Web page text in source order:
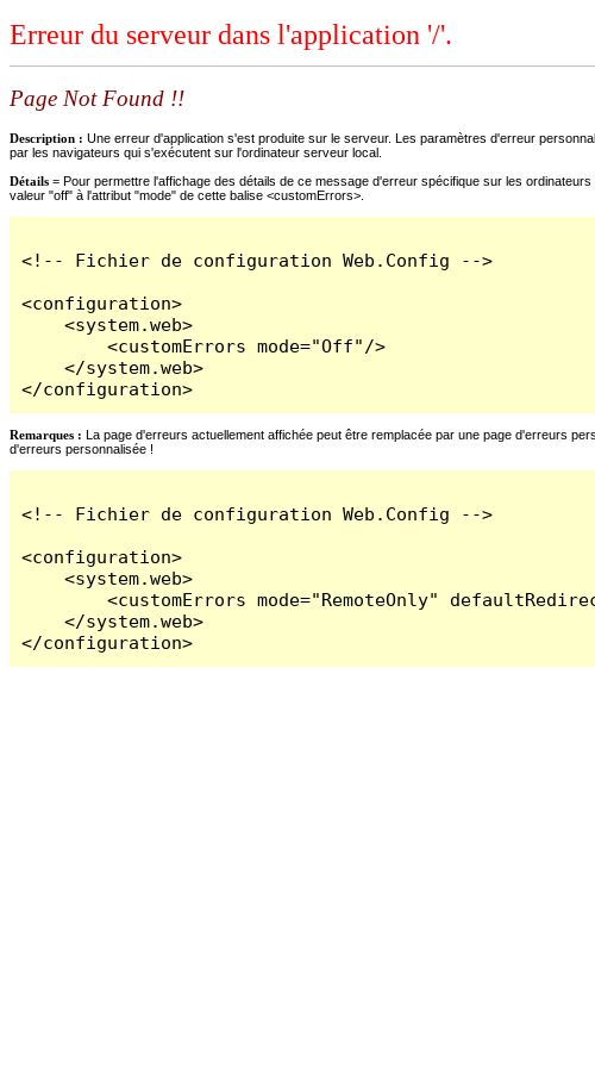
Erreur du serveur dans l'application '/'.
Page Not Found !!
Description : Une erreur d'application s'est produite sur le serveur. Les paramètres d'erreur
par les navigateurs qui s'exécutent sur l'ordinateur serveur local.
Détails = Pour permettre l'affichage des détails de ce message d'erreur spécifique sur les
valeur "off" à l'attribut "mode" de cette balise <customErrors>.
<!-- Fichier de configuration Web.Config -->
<configuration>
    <system.web>
        <customErrors mode="Off"/>
    </system.web>
</configuration>
Remarques : La page d'erreurs actuellement affichée peut être remplacée par une page d'erreurs
d'erreurs personnalisée !
<!-- Fichier de configuration Web.Config -->
<configuration>
    <system.web>
<customErrors mode="RemoteOnly"
    </system.web>
</configuration>